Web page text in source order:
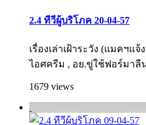
2.4 ทีวีผู้บริโภค 20-04-57
เรื่องเล่าเฝ้าระวัง (แมคฯ
ไอศครีม , อย.ขู่ใช้ฟอร์มาลี
1679 views